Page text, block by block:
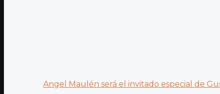
Angel Maulén será el invitado especial de